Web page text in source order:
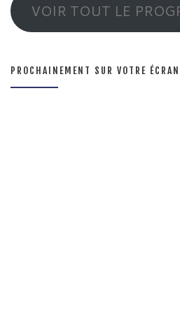
VOIR TOUT LE
PROCHAINEMENT SUR VOTRE ÉCRAN